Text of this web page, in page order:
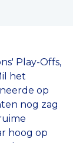
Play-Offs,
het
op
nog zag
hoog op